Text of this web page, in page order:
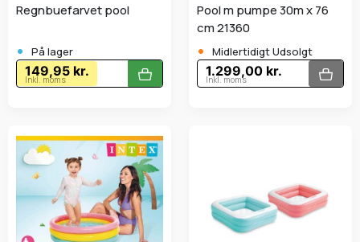
Regnbuefarvet pool
• På lager
149,95 kr.
Inkl. moms
Pool m pumpe 30m x 76
cm 21360
• Midlertidigt Udsolgt
1.299,00 kr.
Inkl. moms